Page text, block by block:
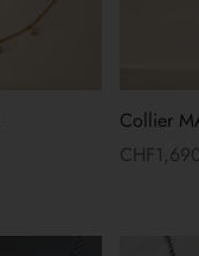
Collier
CHF